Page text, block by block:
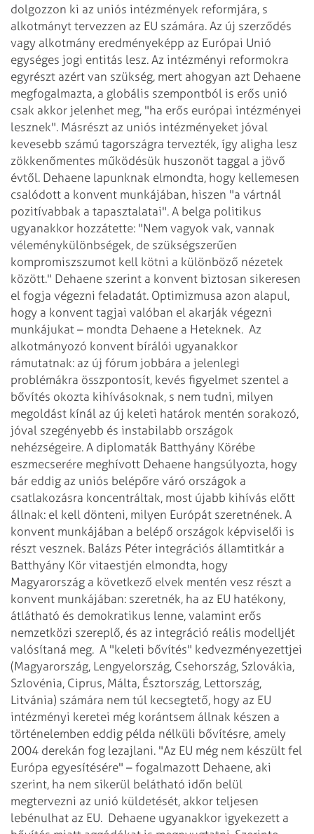
dolgozzon ki az uniós intézmények reformjára, s
alkotmányt tervezzen az EU számára. Az új szerződés
vagy alkotmány eredményeképp az Európai Unió
egységes jogi entitás lesz. Az intézményi reformokra
egyrészt azért van szükség, mert ahogyan azt Dehaene
megfogalmazta, a globális szempontból is erős unió
csak akkor jelenhet meg, "ha erős európai intézményei
lesznek". Másrészt az uniós intézményeket jóval
kevesebb számú tagországra tervezték, így aligha lesz
zökkenőmentes működésük huszonöt taggal a jövő
évtől. Dehaene lapunknak elmondta, hogy kellemesen
csalódott a konvent munkájában, hiszen "a vártnál
pozitívabbak a tapasztalatai". A belga politikus
ugyanakkor hozzátette: "Nem vagyok vak, vannak
véleménykülönbségek, de szükségszerűen
kompromiszszumot kell kötni a különböző nézetek
között." Dehaene szerint a konvent biztosan sikeresen
el fogja végezni feladatát. Optimizmusa azon alapul,
hogy a konvent tagjai valóban el akarják végezni
munkájukat – mondta Dehaene a Heteknek. Az
alkotmányozó konvent bírálói ugyanakkor
rámutatnak: az új fórum jobbára a jelenlegi
problémákra összpontosít, kevés figyelmet szentel a
bővítés okozta kihívásoknak, s nem tudni, milyen
megoldást kínál az új keleti határok mentén sorakozó,
jóval szegényebb és instabilabb országok
nehézségeire. A diplomaták Batthyány Körébe
eszmecserére meghívott Dehaene hangsúlyozta, hogy
bár eddig az uniós belépőre váró országok a
csatlakozásra koncentráltak, most újabb kihívás előtt
állnak: el kell dönteni, milyen Európát szeretnének. A
konvent munkájában a belépő országok képviselői is
részt vesznek. Balázs Péter integrációs államtitkár a
Batthyány Kör vitaestjén elmondta, hogy
Magyarország a következő elvek mentén vesz részt a
konvent munkájában: szeretnék, ha az EU hatékony,
átlátható és demokratikus lenne, valamint erős
nemzetközi szereplő, és az integráció reális modelljét
valósítaná meg. A "keleti bővítés" kedvezményezettjei
(Magyarország, Lengyelország, Csehország, Szlovákia,
Szlovénia, Ciprus, Málta, Észtország, Lettország,
Litvánia) számára nem túl kecsegtető, hogy az EU
intézményi keretei még korántsem állnak készen a
történelemben eddig példa nélküli bővítésre, amely
2004 derekán fog lezajlani. "Az EU még nem készült fel
Európa egyesítésére" – fogalmazott Dehaene, aki
szerint, ha nem sikerül belátható időn belül
megtervezni az unió küldetését, akkor teljesen
lebénulhat az EU. Dehaene ugyanakkor igyekezett a